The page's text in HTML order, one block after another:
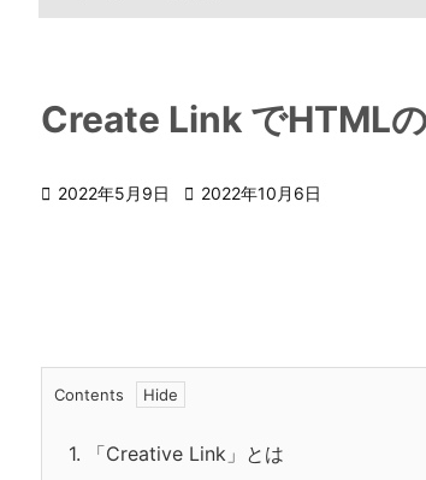
Create Link でHTML
 2022年5月9日  2022年10月6日
Contents
1. 「Creative Link」とは